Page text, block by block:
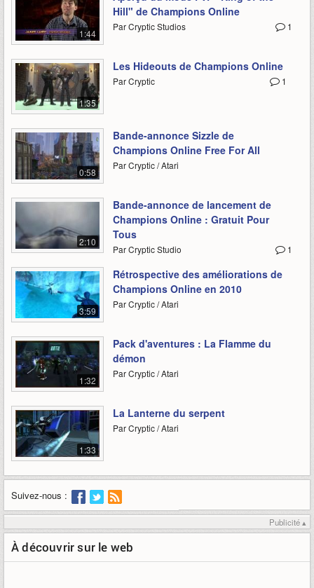
1:44
Hill" de Champions Online
1
Par Cryptic Studios
1:35
Les Hideouts de Champions Online
1
Par Cryptic
0:58
Bande-annonce Sizzle de
Champions Online Free For All
Par Cryptic / Atari
2:10
Bande-annonce de lancement de
Champions Online : Gratuit Pour
Tous
1
Par Cryptic Studio
3:59
Rétrospective des améliorations de
Champions Online en 2010
Par Cryptic / Atari
1:32
Pack d'aventures : La Flamme du
démon
Par Cryptic / Atari
1:33
La Lanterne du serpent
Par Cryptic / Atari
Suivez-nous :
Publicité ▴
À découvrir sur le web